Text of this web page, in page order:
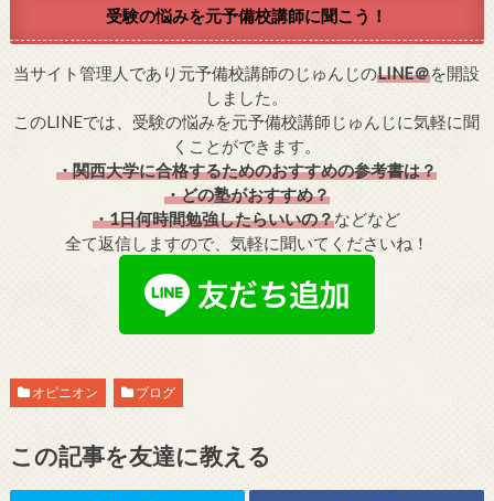
受験の悩みを元予備校講師に聞こう！
当サイト管理人であり元予備校講師のじゅんじのLINE＠を開設
しました。
このLINEでは、受験の悩みを元予備校講師じゅんじに気軽に聞
くことができます。
・関西大学に合格するためのおすすめの参考書は？
・どの塾がおすすめ？
・1日何時間勉強したらいいの？などなど
全て返信しますので、気軽に聞いてくださいね！
オピニオン ブログ
この記事を友達に教える